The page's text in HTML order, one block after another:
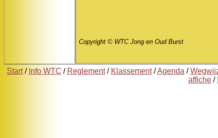
Copyright © WTC Jong en Oud Burst
Start/ Info WTC / Reglement/ Klassement/Agenda /
affiche /